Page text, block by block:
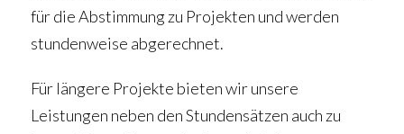
für die Abstimmung zu Projekten und werden
stundenweise abgerechnet.
Für längere Projekte bieten wir unsere
Leistungen neben den Stundensätzen auch zu